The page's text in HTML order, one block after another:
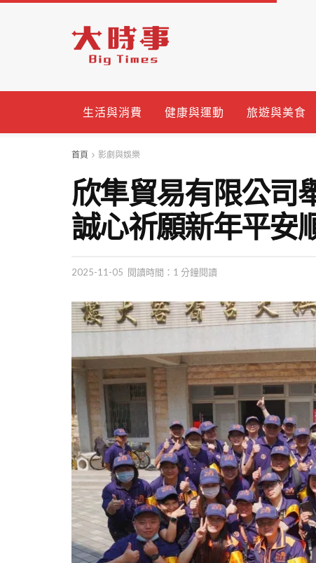
生活與消費 健康與運動 旅遊與美食
首頁 影劇與娛樂
欣隼貿易有限公
誠心祈願新年平安
2025-11-05 閱讀時間：1 分鐘閱讀